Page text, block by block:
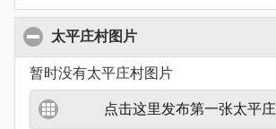
太平庄村图片
暂时没有太平庄村图片
点击这里发布第一张太平